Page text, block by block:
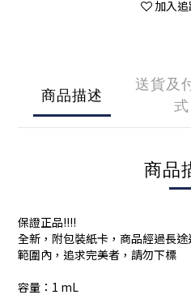
加入
商品描述
送貨及
式
商品
保證正品!!!!
全新，附包裝紙卡，商品經過長
範圍內，追求完美者，請勿下標
容量：1 mL